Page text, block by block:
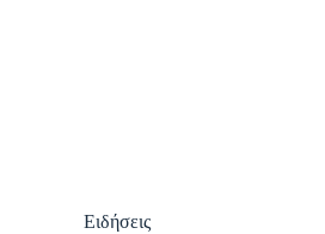
Ειδήσεις